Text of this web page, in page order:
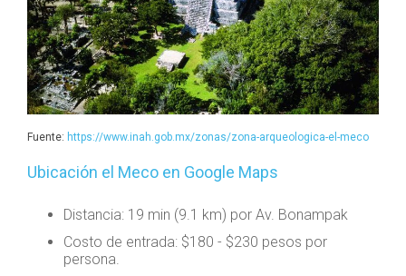
Fuente: https://www.inah.gob.mx/zonas/zona-arqueologica-el-meco
Ubicación el Meco en Google Maps
Distancia: 19 min (9.1 km) por Av. Bonampak
Costo de entrada: $180 - $230 pesos por
persona.